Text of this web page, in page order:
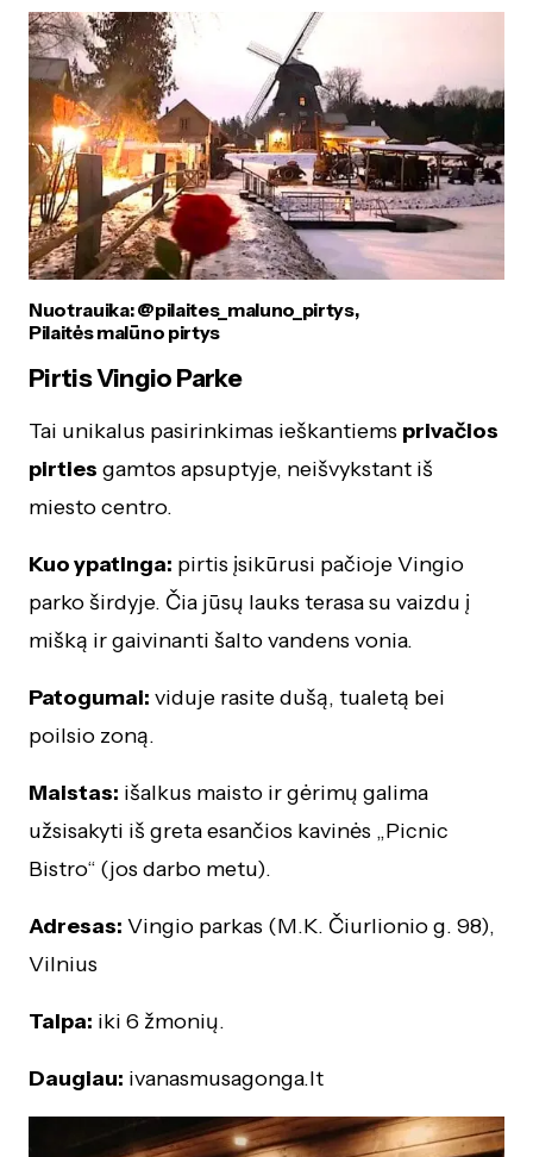
Nuotrauika: @pilaites_maluno_pirtys,
Pilaitės malūno pirtys
Pirtis Vingio Parke
Tai unikalus pasirinkimas ieškantiems privačios
pirties gamtos apsuptyje, neišvykstant iš
miesto centro.
Kuo ypatinga: pirtis įsikūrusi pačioje Vingio
parko širdyje. Čia jūsų lauks terasa su vaizdu į
mišką ir gaivinanti šalto vandens vonia.
Patogumai: viduje rasite dušą, tualetą bei
poilsio zoną.
Maistas: išalkus maisto ir gėrimų galima
užsisakyti iš greta esančios kavinės „Picnic
Bistro“ (jos darbo metu).
Adresas: Vingio parkas (M.K. Čiurlionio g. 98),
Vilnius
Talpa: iki 6 žmonių.
Daugiau: ivanasmusagonga.lt